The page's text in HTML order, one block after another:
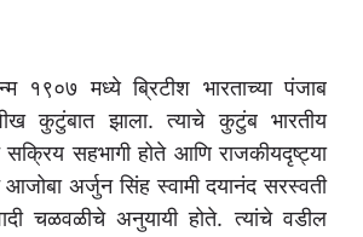
१९०७ मध्ये ब्रिटीश भारताच्या पंजाब
कुटुंबात झाला. त्याचे कुटुंब भारतीय
सहभागी होते आणि राजकीयदृष्ट्या
अर्जुन सिंह स्वामी दयानंद सरस्वती
चळवळीचे अनुयायी होते. त्यांचे वडील